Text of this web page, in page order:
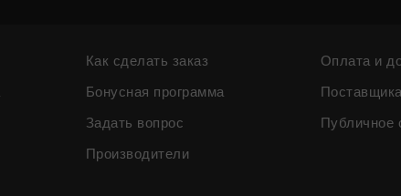
Как сделать заказ
Оплата и
Бонусная программа
Задать вопрос
Публичное
Производители